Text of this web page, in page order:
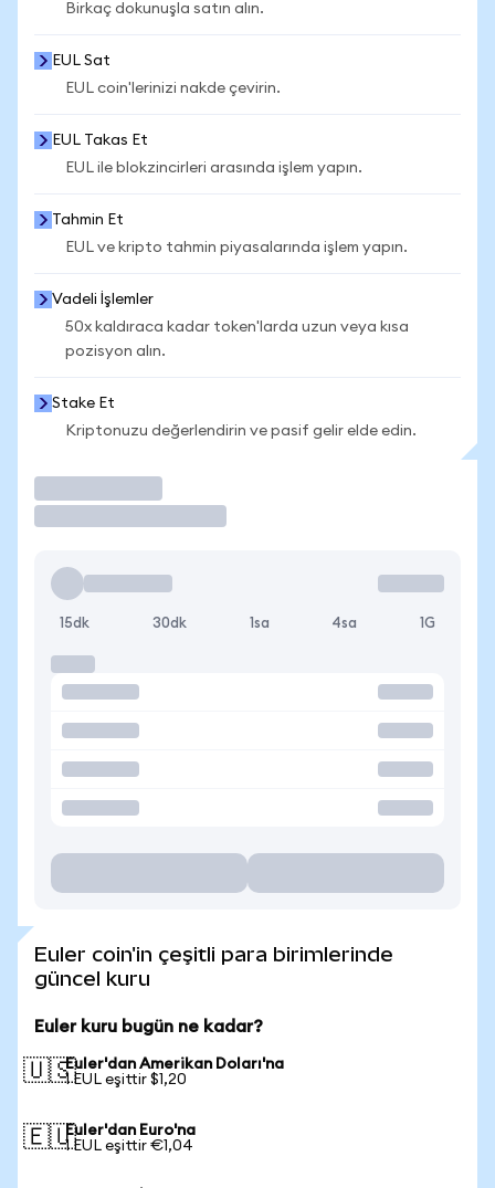
Birkaç dokunuşla satın alın.
EUL Sat
EUL coin'lerinizi nakde çevirin.
EUL Takas Et
EUL ile blokzincirleri arasında işlem yapın.
Tahmin Et
EUL ve kripto tahmin piyasalarında işlem yapın.
Vadeli İşlemler
50x kaldıraca kadar token'larda uzun veya kısa
pozisyon alın.
Stake Et
Kriptonuzu değerlendirin ve pasif gelir elde edin.
15dk 30dk 1sa 4sa 1G
Euler coin'in çeşitli para birimlerinde
güncel kuru
Euler kuru bugün ne kadar?
🇺🇸Euler'dan Amerikan Doları'na
1 EUL eşittir $1,20
🇪🇺Euler'dan Euro'na
1 EUL eşittir €1,04